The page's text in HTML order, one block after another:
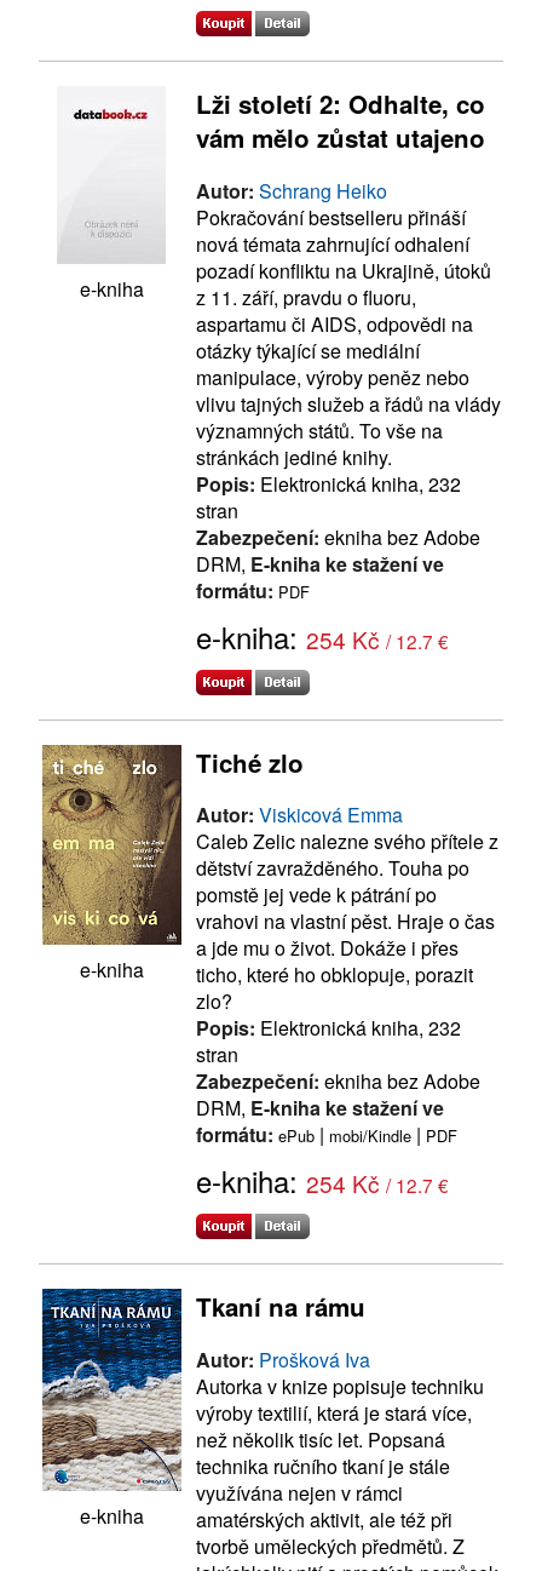
e-kniha
Lži století 2: Odhalte, co
vám mělo zůstat utajeno
Autor: Schrang Heiko
Pokračování bestselleru přináší
nová témata zahrnující odhalení
pozadí konfliktu na Ukrajině, útoků
z 11. září, pravdu o fluoru,
aspartamu či AIDS, odpovědi na
otázky týkající se mediální
manipulace, výroby peněz nebo
vlivu tajných služeb a řádů na vlády
významných států. To vše na
stránkách jediné knihy.
Popis: Elektronická kniha, 232
stran
Zabezpečení: ekniha bez Adobe
DRM, E-kniha ke stažení ve
formátu: PDF
e-kniha: 254 Kč / 12.7 €
e-kniha
Tiché zlo
Autor: Viskicová Emma
Caleb Zelic nalezne svého přítele z
dětství zavražděného. Touha po
pomstě jej vede k pátrání po
vrahovi na vlastní pěst. Hraje o čas
a jde mu o život. Dokáže i přes
ticho, které ho obklopuje, porazit
zlo?
Popis: Elektronická kniha, 232
stran
Zabezpečení: ekniha bez Adobe
DRM, E-kniha ke stažení ve
formátu: ePub | mobi/Kindle | PDF
e-kniha: 254 Kč / 12.7 €
e-kniha
Tkaní na rámu
Autor: Prošková Iva
Autorka v knize popisuje techniku
výroby textilií, která je stará více,
než několik tisíc let. Popsaná
technika ručního tkaní je stále
využívána nejen v rámci
amatérských aktivit, ale též při
tvorbě uměleckých předmětů. Z